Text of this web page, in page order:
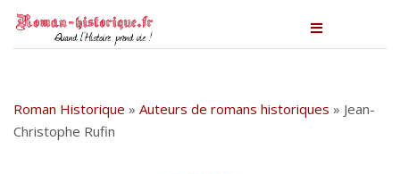
Roman Historique » Auteurs de romans historiques » Jean-
Christophe Rufin